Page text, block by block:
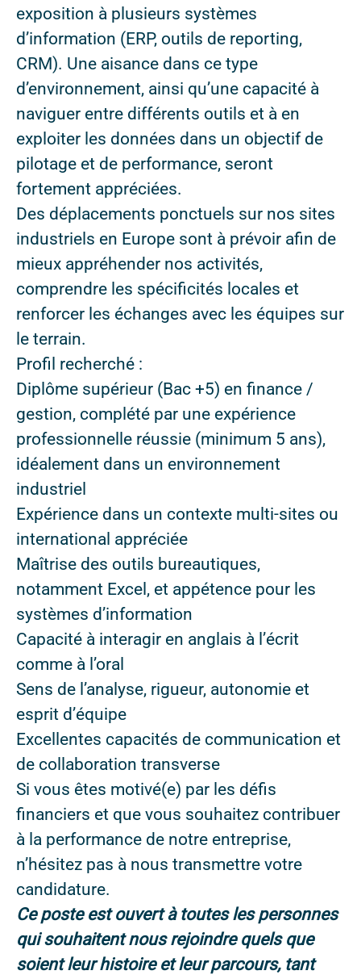
exposition à plusieurs systèmes
d’information (ERP, outils de reporting,
CRM). Une aisance dans ce type
d’environnement, ainsi qu’une capacité à
naviguer entre différents outils et à en
exploiter les données dans un objectif de
pilotage et de performance, seront
fortement appréciées.
Des déplacements ponctuels sur nos sites
industriels en Europe sont à prévoir afin de
mieux appréhender nos activités,
comprendre les spécificités locales et
renforcer les échanges avec les équipes sur
le terrain.
Profil recherché :
Diplôme supérieur (Bac +5) en finance /
gestion, complété par une expérience
professionnelle réussie (minimum 5 ans),
idéalement dans un environnement
industriel
Expérience dans un contexte multi-sites ou
international appréciée
Maîtrise des outils bureautiques,
notamment Excel, et appétence pour les
systèmes d’information
Capacité à interagir en anglais à l’écrit
comme à l’oral
Sens de l’analyse, rigueur, autonomie et
esprit d’équipe
Excellentes capacités de communication et
de collaboration transverse
Si vous êtes motivé(e) par les défis
financiers et que vous souhaitez contribuer
à la performance de notre entreprise,
n’hésitez pas à nous transmettre votre
candidature.
Ce poste est ouvert à toutes les personnes
qui souhaitent nous rejoindre quels que
soient leur histoire et leur parcours, tant